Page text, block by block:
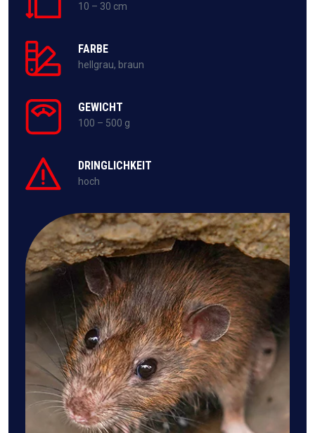
10 – 30 cm
FARBE
hellgrau, braun
GEWICHT
100 – 500 g
DRINGLICHKEIT
hoch